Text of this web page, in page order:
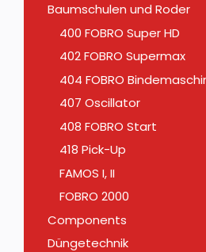
Baumschulen und Roder
400 FOBRO Super HD
402 FOBRO Supermax
404 FOBRO
407 Oscillator
408 FOBRO Start
418 Pick-Up
FAMOS I, II
FOBRO 2000
Components
Düngetechnik